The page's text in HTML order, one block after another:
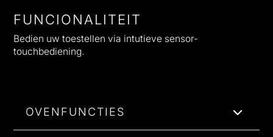
FUNCIONALITEIT
Bedien uw toestellen via intutieve sensor-
touchbediening.
OVENFUNCTIES